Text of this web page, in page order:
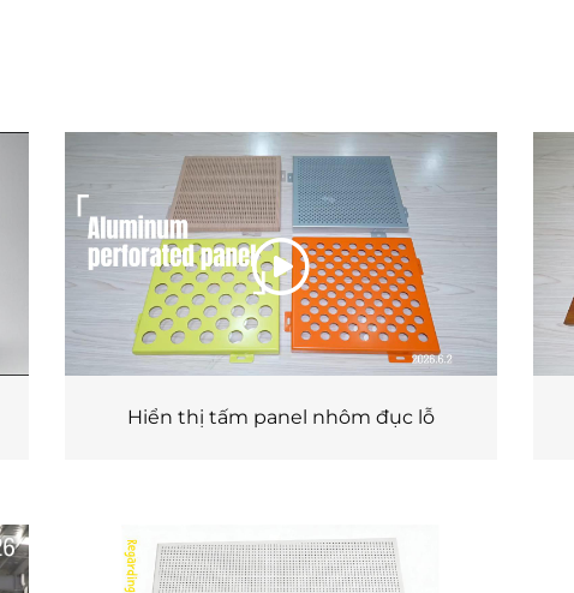
Hiển thị tấm panel nhôm đục lỗ